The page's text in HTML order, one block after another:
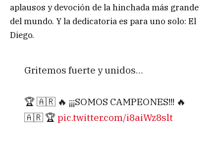
aplausos y devoción de la hinchada más grande
del mundo. Y la dedicatoria es para uno solo: El
Diego.
Gritemos fuerte y unidos…
🏆 🇦🇷 🔥 ¡¡¡SOMOS CAMPEONES!!! 🔥
🇦🇷 🏆 pic.twitter.com/i8aiWz8slt